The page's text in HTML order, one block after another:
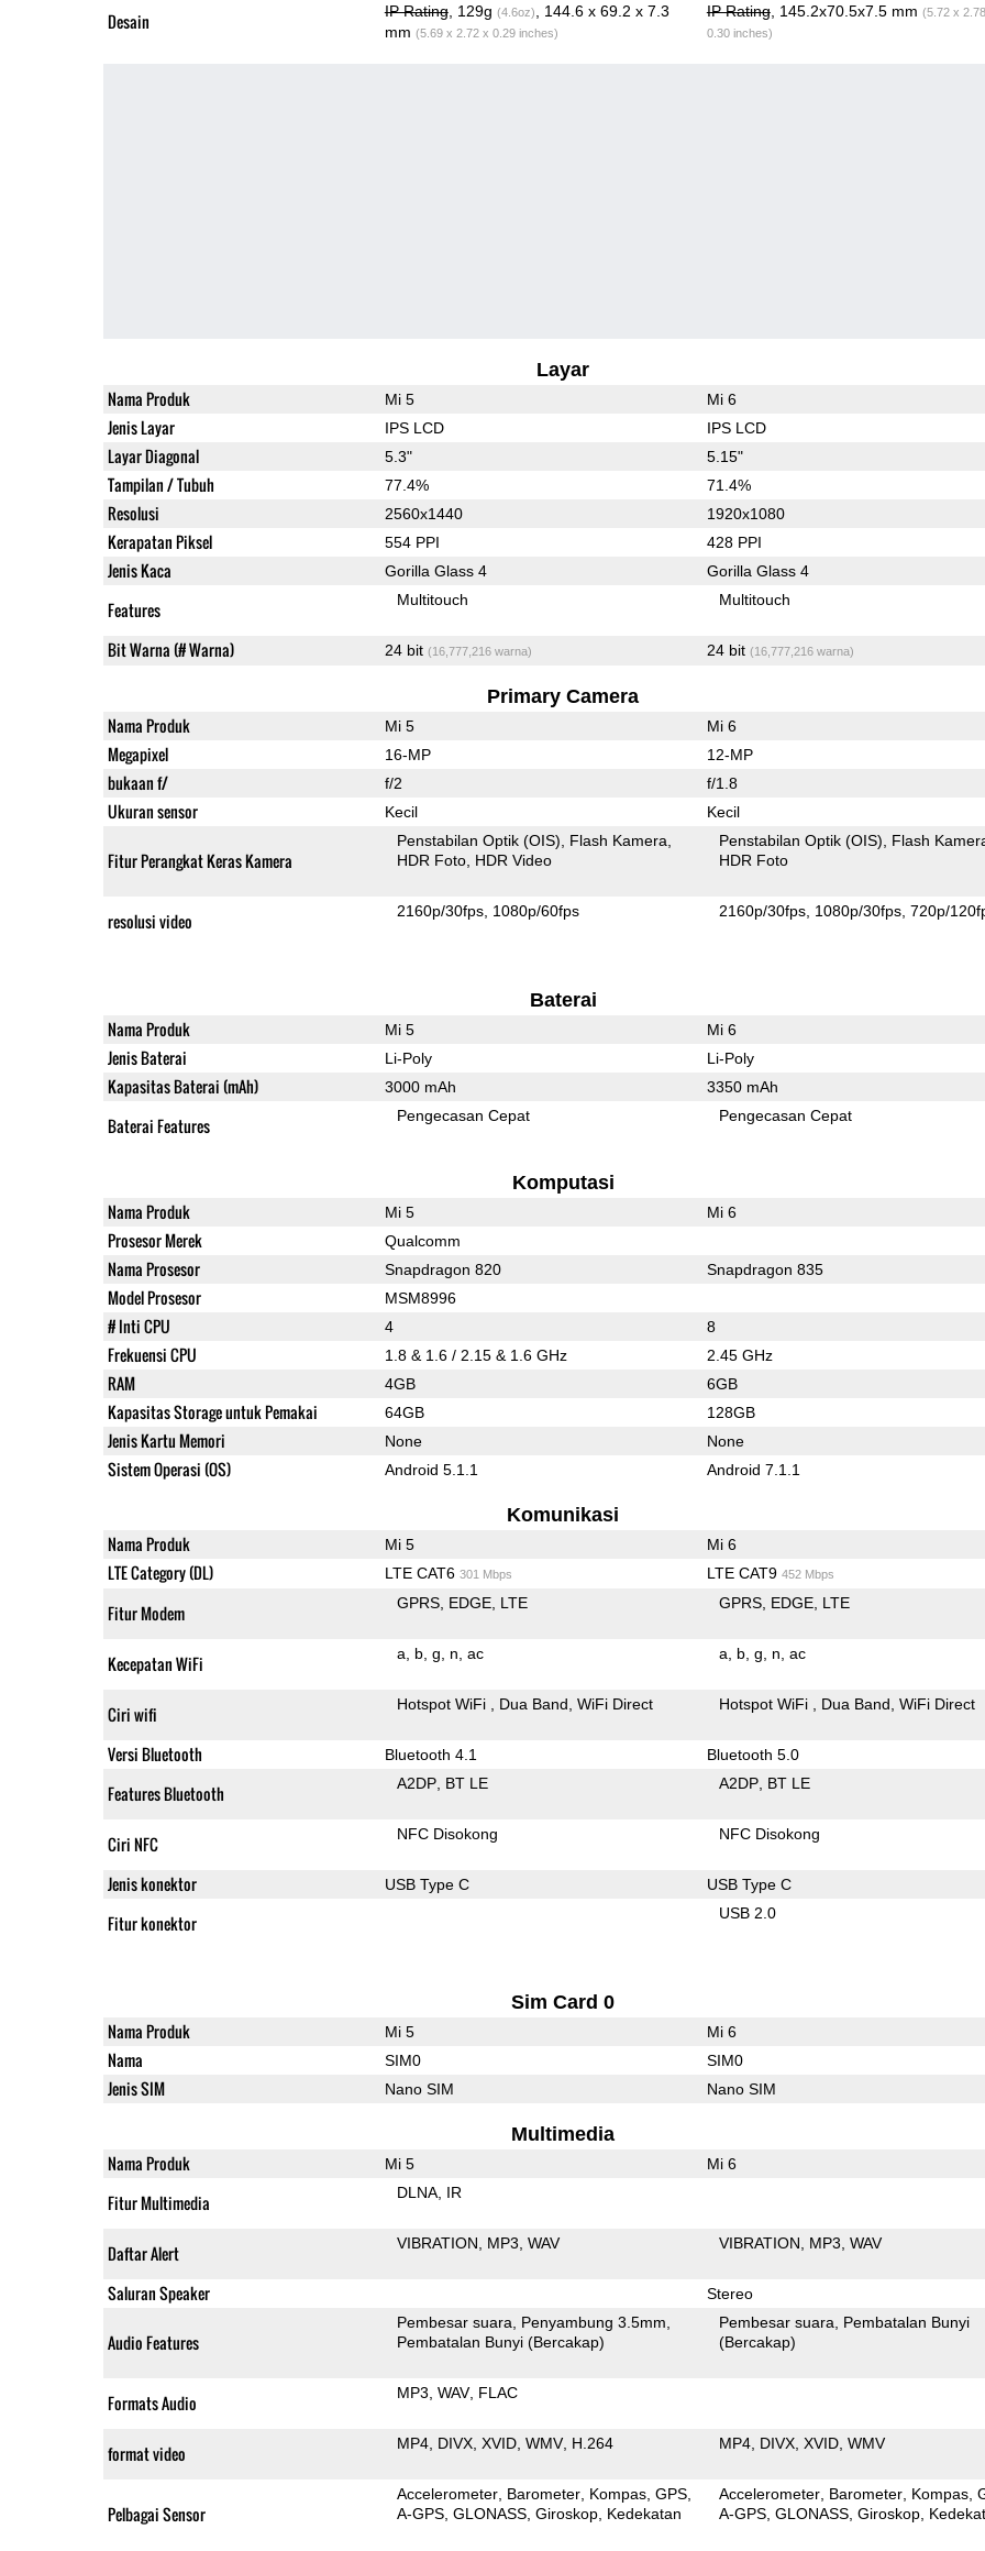
Desain IP Rating, 129g (4.6oz)
, 144.6 x 69.2 x 7.3
mm (5.69 x 2.72 x 0.29 inches)
IP Rating, 145.2x70.5x7.5 mm (5.72 x
0.30 inches)
Layar
Nama Produk Mi 5 Mi 6
Jenis Layar IPS LCD IPS LCD
Layar Diagonal 5.3" 5.15"
Tampilan / Tubuh 77.4% 71.4%
Resolusi 2560x1440 1920x1080
Kerapatan Piksel 554 PPI 428 PPI
Jenis Kaca Gorilla Glass 4 Gorilla Glass 4
Features Multitouch Multitouch
Bit Warna (# Warna) 24 bit (16,777,216 warna) 24 bit (16,777,216 warna)
Primary Camera
Nama Produk Mi 5 Mi 6
Megapixel 16-MP 12-MP
bukaan f/ f/2 f/1.8
Ukuran sensor Kecil Kecil
Fitur Perangkat Keras Kamera
Penstabilan Optik (OIS)
Flash Kamera
HDR Foto HDR Video
Penstabilan Optik (OIS)
Flash
HDR Foto
resolusi video 2160p/30fps 1080p/60fps 2160p/30fps 1080p/30fps 720p/
Baterai
Nama Produk Mi 5 Mi 6
Jenis Baterai Li-Poly Li-Poly
Kapasitas Baterai (mAh) 3000 mAh 3350 mAh
Baterai Features Pengecasan Cepat Pengecasan Cepat
Komputasi
Nama Produk Mi 5 Mi 6
Prosesor Merek Qualcomm
Nama Prosesor Snapdragon 820 Snapdragon 835
Model Prosesor MSM8996
# Inti CPU 4 8
Frekuensi CPU 1.8 & 1.6 / 2.15 & 1.6 GHz 2.45 GHz
RAM 4GB 6GB
Kapasitas Storage untuk Pemakai 64GB 128GB
Jenis Kartu Memori None None
Sistem Operasi (OS) Android 5.1.1 Android 7.1.1
Komunikasi
Nama Produk Mi 5 Mi 6
LTE Category (DL) LTE CAT6 301 Mbps LTE CAT9 452 Mbps
Fitur Modem GPRS EDGE LTE GPRS EDGE LTE
Kecepatan WiFi a b g n ac a b g n ac
Ciri wifi Hotspot WiFi Dua Band WiFi Direct Hotspot WiFi Dua Band WiFi Direct
Versi Bluetooth Bluetooth 4.1 Bluetooth 5.0
Features Bluetooth A2DP BT LE A2DP BT LE
Ciri NFC NFC Disokong NFC Disokong
Jenis konektor USB Type C USB Type C
Fitur konektor USB 2.0
Sim Card 0
Nama Produk Mi 5 Mi 6
Nama SIM0 SIM0
Jenis SIM Nano SIM Nano SIM
Multimedia
Nama Produk Mi 5 Mi 6
Fitur Multimedia DLNA IR
Daftar Alert VIBRATION MP3 WAV VIBRATION MP3 WAV
Saluran Speaker Stereo
Audio Features
Pembesar suara
Penyambung 3.5mm
Pembatalan Bunyi (Bercakap)
Pembesar suara
Pembatalan Bunyi
(Bercakap)
Formats Audio MP3 WAV FLAC
format video MP4 DIVX XVID WMV H.264 MP4 DIVX XVID WMV
Pelbagai Sensor
Accelerometer Barometer Kompas GPS
A-GPS GLONASS Giroskop Kedekatan
Accelerometer Barometer Kompas
A-GPS GLONASS Giroskop